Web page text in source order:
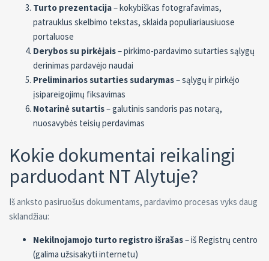
Turto prezentacija– kokybiškas fotografavimas,
patrauklus skelbimo tekstas, sklaida populiariausiuose
portaluose
Derybos su pirkėjais– pirkimo-pardavimo sutarties sąlygų
derinimas pardavėjo naudai
Preliminarios sutarties sudarymas– sąlygų ir pirkėjo
įsipareigojimų fiksavimas
Notarinė sutartis– galutinis sandoris pas notarą,
nuosavybės teisių perdavimas
Kokie dokumentai reikalingi
parduodant NT Alytuje?
Iš anksto pasiruošus dokumentams, pardavimo procesas vyks daug
sklandžiau:
Nekilnojamojo turto registro išrašas– iš Registrų centro
(galima užsisakyti internetu)